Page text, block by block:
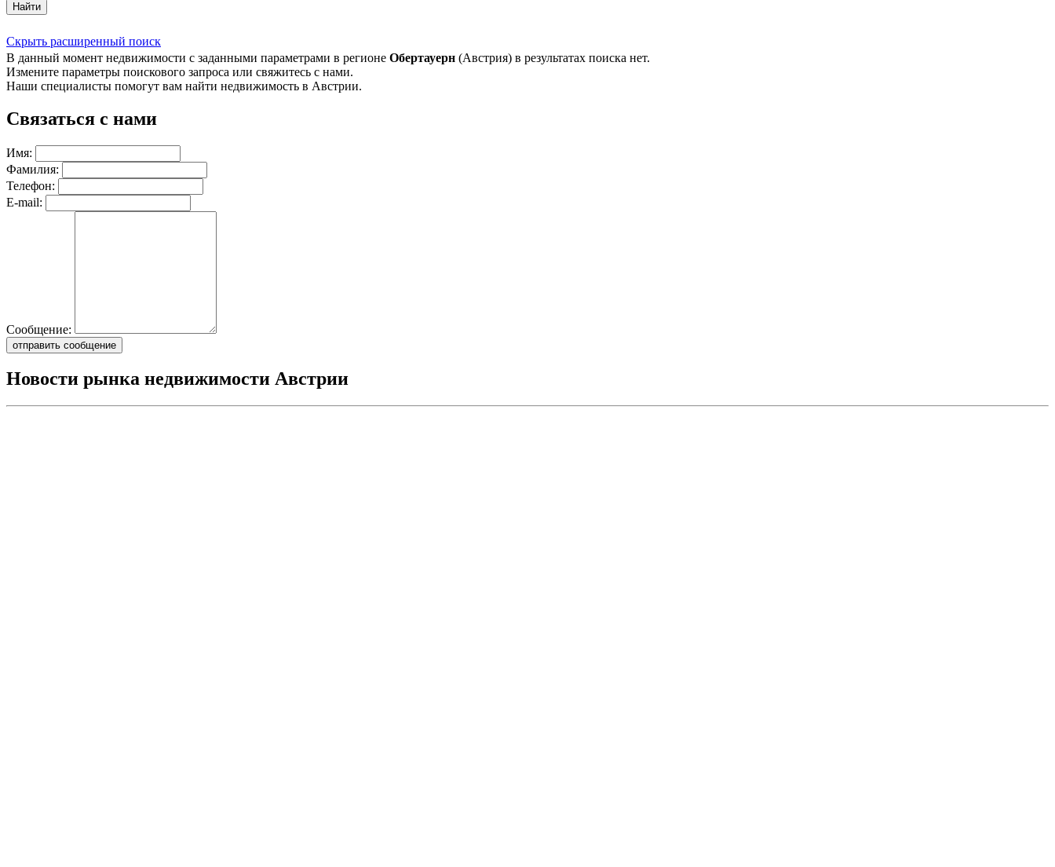
Найти
Скрыть расширенный поиск
В данный момент недвижимости с заданными параметрами в регионе Обертауерн (Австрия) в результатах поиска нет.
Измените параметры поискового запроса или свяжитесь с нами.
Наши специалисты помогут вам найти недвижимость в Австрии.
Связаться с нами
Имя:
Фамилия:
Телефон:
E-mail:
Сообщение:
отправить сообщение
Новости рынка недвижимости Австрии